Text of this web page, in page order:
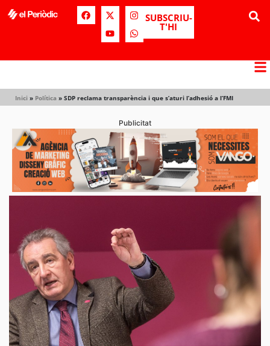
SUBSCRIU-
T'HI
Inici » Política » SDP reclama transparència i que s’aturi l’adhesió a l’FMI
Publicitat